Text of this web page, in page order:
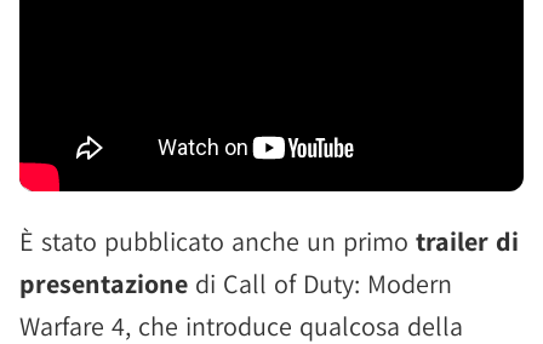
È stato pubblicato anche un primo trailer di
presentazione di Call of Duty: Modern
Warfare 4, che introduce qualcosa della